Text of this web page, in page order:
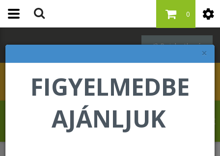
×
FIGYELMEDBE
AJÁNLJUK
Bejelentkezés
0
Molnár Tibor üdvözli Önt a Forever Living
internetes áruházában!